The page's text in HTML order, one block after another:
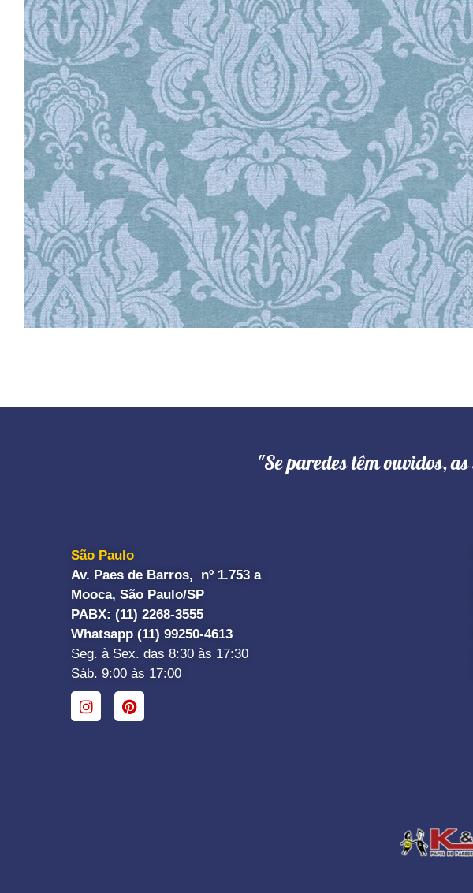
"Se paredes têm ouvidos,
São Paulo
Av. Paes de Barros, nº 1.753 a
Mooca, São Paulo/SP
PABX: (11) 2268-3555
Whatsapp (11) 99250-4613
Seg. à Sex. das 8:30 às 17:30
Sáb. 9:00 às 17:00